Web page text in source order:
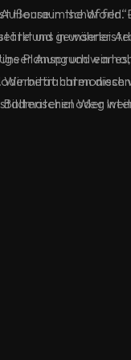
und
Anspruch war
House in the
uns in unserer
Planung und ein
Wir betrachten
Weg
Bildmaterial oder